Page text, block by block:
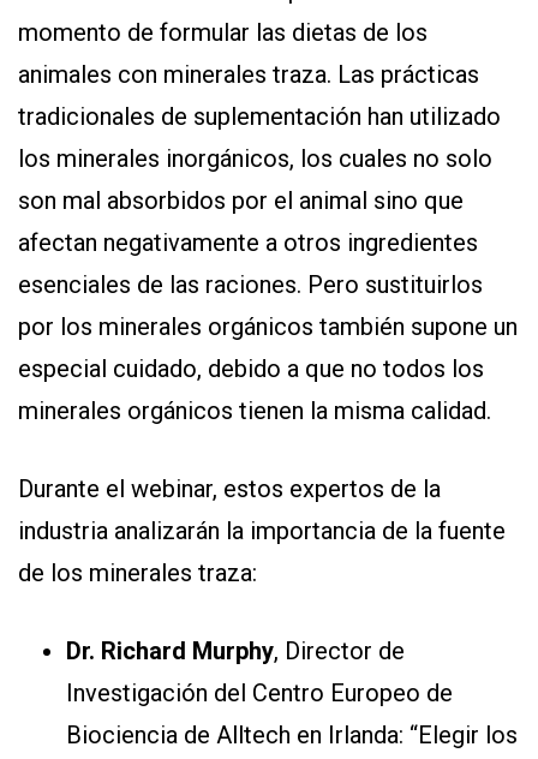
SERVICIOS
CONTÁCTENOS
AYUDA
Y
CONDICIONES
POLÍTICAS
DEL
QUIENES
SOMOS
momento de formular las dietas de los
animales con minerales traza. Las prácticas
tradicionales de suplementación han utilizado
los minerales inorgánicos, los cuales no solo
son mal absorbidos por el animal sino que
afectan negativamente a otros ingredientes
esenciales de las raciones. Pero sustituirlos
por los minerales orgánicos también supone un
especial cuidado, debido a que no todos los
minerales orgánicos tienen la misma calidad.
Durante el webinar, estos expertos de la
industria analizarán la importancia de la fuente
de los minerales traza:
Dr. Richard Murphy, Director de
Investigación del Centro Europeo de
Biociencia de Alltech en Irlanda: “Elegir los